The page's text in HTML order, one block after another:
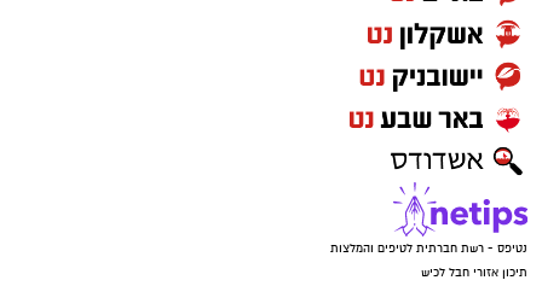
נטיפס - רשת חברתית לטיפים והמלצות
תיכון אזורי חבל לכיש